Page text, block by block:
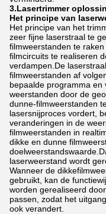
3.Lasertrimmer
Het principe van
Het principe van het
zeer fijne laserstraal te
filmweerstanden te
filmcircuits te realiseren
verdampen.De
filmweerstanden af
bepaalde programma
weerstanden door de
dunne-filmweerstanden
lasersnijproces vordert,
veranderingen in de
filmweerstanden in
dikke en dunne
laserweerstand wordt
Wanneer de
gebruikt, kan de
worden gerealiseerd
passen, zodat het
ook verandert.